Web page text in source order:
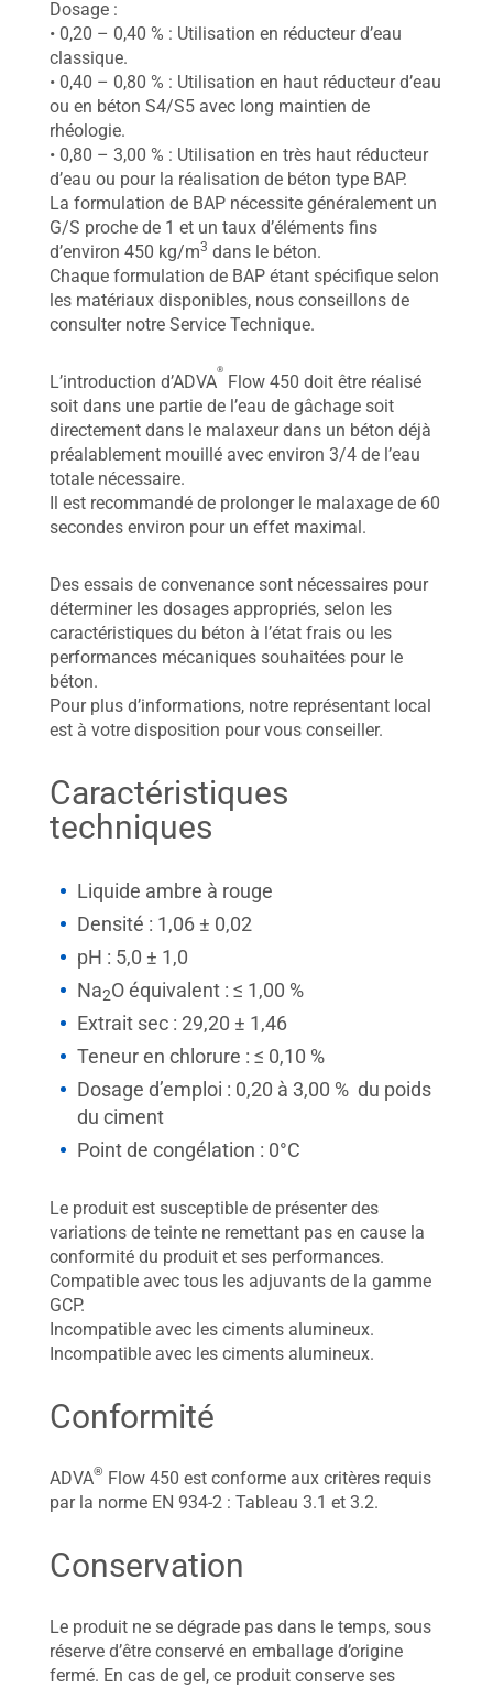
Dosage :
• 0,20 – 0,40 % : Utilisation en réducteur d’eau
classique.
• 0,40 – 0,80 % : Utilisation en haut réducteur d’eau
ou en béton S4/S5 avec long maintien de
rhéologie.
• 0,80 – 3,00 % : Utilisation en très haut réducteur
d’eau ou pour la réalisation de béton type BAP.
La formulation de BAP nécessite généralement un
G/S proche de 1 et un taux d’éléments fins
d’environ 450 kg/m3 dans le béton.
Chaque formulation de BAP étant spécifique selon
les matériaux disponibles, nous conseillons de
consulter notre Service Technique.
L’introduction d’ADVA
®
Flow 450 doit être réalisé
soit dans une partie de l’eau de gâchage soit
directement dans le malaxeur dans un béton déjà
préalablement mouillé avec environ 3/4 de l’eau
totale nécessaire.
Il est recommandé de prolonger le malaxage de 60
secondes environ pour un effet maximal.
Des essais de convenance sont nécessaires pour
déterminer les dosages appropriés, selon les
caractéristiques du béton à l’état frais ou les
performances mécaniques souhaitées pour le
béton.
Pour plus d’informations, notre représentant local
est à votre disposition pour vous conseiller.
Caractéristiques
techniques
Liquide ambre à rouge
Densité : 1,06 ± 0,02
pH : 5,0 ± 1,0
Na2O équivalent : ≤ 1,00 %
Extrait sec : 29,20 ± 1,46
Teneur en chlorure : ≤ 0,10 %
Dosage d’emploi : 0,20 à 3,00 % du poids
du ciment
Point de congélation : 0°C
Le produit est susceptible de présenter des
variations de teinte ne remettant pas en cause la
conformité du produit et ses performances.
Compatible avec tous les adjuvants de la gamme
GCP.
Incompatible avec les ciments alumineux.
Incompatible avec les ciments alumineux.
Conformité
ADVA® Flow 450 est conforme aux critères requis
par la norme EN 934-2 : Tableau 3.1 et 3.2.
Conservation
Le produit ne se dégrade pas dans le temps, sous
réserve d’être conservé en emballage d’origine
fermé. En cas de gel, ce produit conserve ses